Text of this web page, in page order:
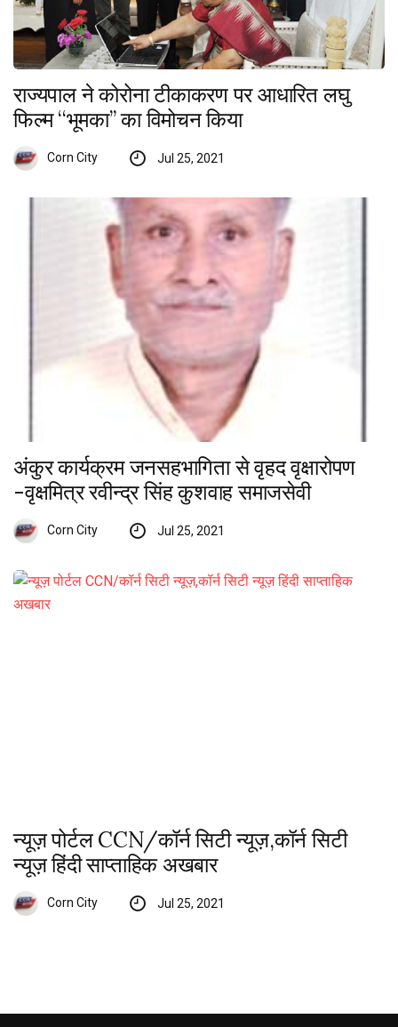
राज्यपाल ने कोरोना टीकाकरण पर आधारित लघु
फिल्म ‘‘भूमका’’ का विमोचन किया
Corn City Jul 25, 2021
अंकुर कार्यक्रम जनसहभागिता से वृहद वृक्षारोपण
-वृक्षमित्र रवीन्द्र सिंह कुशवाह समाजसेवी
Corn City Jul 25, 2021
न्यूज़ पोर्टल CCN/कॉर्न सिटी न्यूज़,कॉर्न सिटी
न्यूज़ हिंदी साप्ताहिक अखबार
Corn City Jul 25, 2021